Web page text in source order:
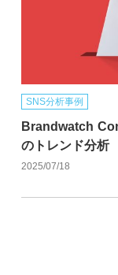
SNS分析事例
Brandwatch
のトレンド分析
2025/07/18